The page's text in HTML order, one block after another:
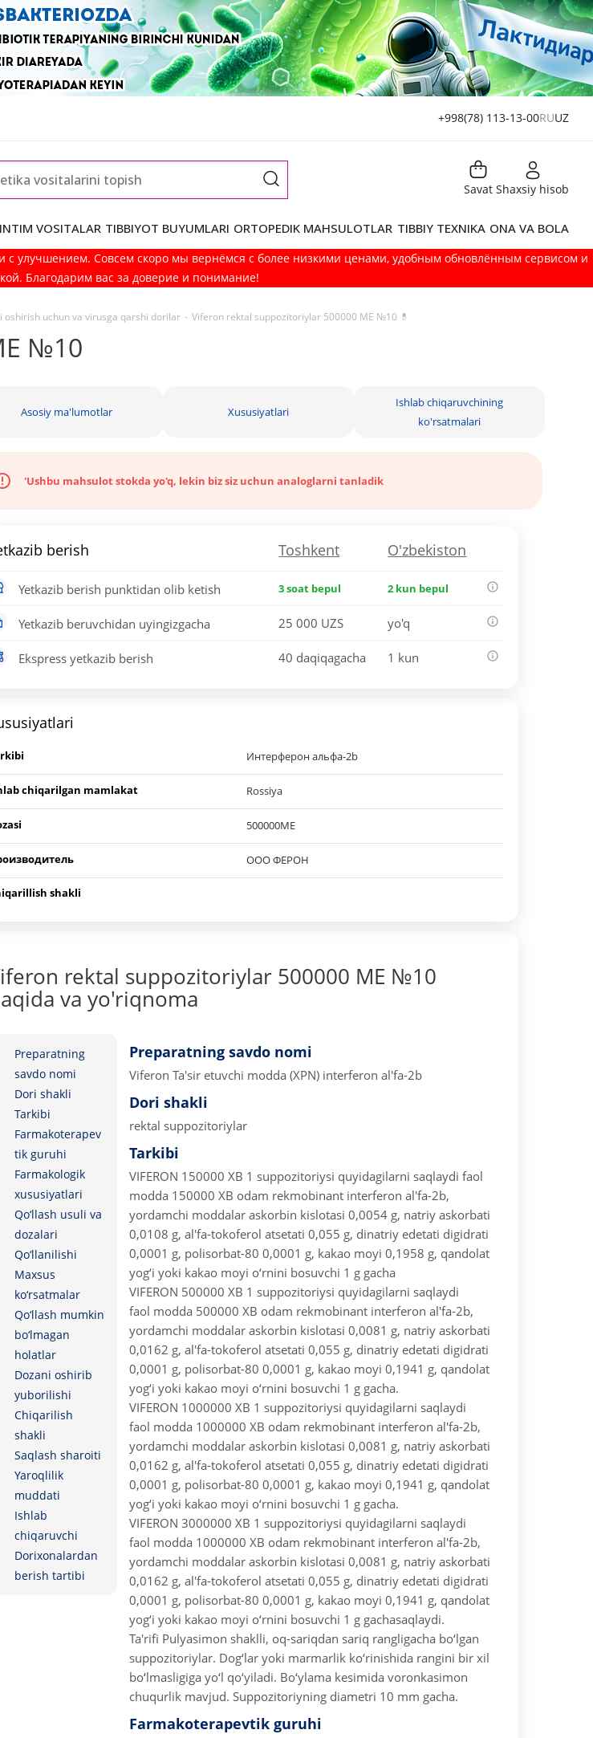
+998(78) 113-13-00RUUZ
Savat Shaxsiy hisob
INTIM VOSITALAR TIBBIYOT BUYUMLARI ORTOPEDIK MAHSULOTLAR TIBBIY TEXNIKA ONA VA BOLA
улучшением. Совсем скоро мы вернёмся с более низкими ценами, удобным обновлённым сервисом и
Благодарим вас за доверие и понимание!
oshirish uchun va virusga qarshi dorilar - Viferon rektal suppozitoriylar 500000 МЕ №10 💊
№10
Asosiy ma'lumotlar Xususiyatlari
Ishlab chiqaruvchining
ko'rsatmalari
'Ushbu mahsulot stokda yo'q, lekin biz siz uchun analoglarni tanladik
berish Toshkent O'zbekiston
Yetkazib berish punktidan olib ketish 3 soat bepul 2 kun bepul
Yetkazib beruvchidan uyingizgacha 25 000 UZS yo'q
Ekspress yetkazib berish 40 daqiqagacha 1 kun
Интерферон альфа-2b
chiqarilgan mamlakat Rossiya
500000МЕ
ООО ФЕРОН
shakli
rektal suppozitoriylar 500000 МЕ №10
va yo'riqnoma
Preparatning
savdo nomi
Dori shakli
Tarkibi
Farmakoterapev
tik guruhi
Farmakologik
xususiyatlari
Qo‘llash usuli va
dozalari
Qo‘llanilishi
Maxsus
ko‘rsatmalar
Qo‘llash mumkin
bo‘lmagan
holatlar
Dozani oshirib
yuborilishi
Chiqarilish
shakli
Saqlash sharoiti
Yaroqlilik
muddati
Ishlab
chiqaruvchi
Dorixonalardan
berish tartibi
Preparatning savdo nomi
Viferon Ta'sir etuvchi modda (XPN) interferon al'fa-2b
Dori shakli
rektal suppozitoriylar
Tarkibi
VIFERON 150000 XB 1 suppozitoriysi quyidagilarni saqlaydi faol
modda 150000 XB odam rekmobinant interferon al'fa-2b,
yordamchi moddalar askorbin kislotasi 0,0054 g, natriy askorbati
0,0108 g, al'fa-tokoferol atsetati 0,055 g, dinatriy edetati digidrati
0,0001 g, polisorbat-80 0,0001 g, kakao moyi 0,1958 g, qandolat
yog‘i yoki kakao moyi o‘rnini bosuvchi 1 g gacha
VIFERON 500000 XB 1 suppozitoriysi quyidagilarni saqlaydi
faol modda 500000 XB odam rekmobinant interferon al'fa-2b,
yordamchi moddalar askorbin kislotasi 0,0081 g, natriy askorbati
0,0162 g, al'fa-tokoferol atsetati 0,055 g, dinatriy edetati digidrati
0,0001 g, polisorbat-80 0,0001 g, kakao moyi 0,1941 g, qandolat
yog‘i yoki kakao moyi o‘rnini bosuvchi 1 g gacha.
VIFERON 1000000 XB 1 suppozitoriysi quyidagilarni saqlaydi
faol modda 1000000 XB odam rekmobinant interferon al'fa-2b,
yordamchi moddalar askorbin kislotasi 0,0081 g, natriy askorbati
0,0162 g, al'fa-tokoferol atsetati 0,055 g, dinatriy edetati digidrati
0,0001 g, polisorbat-80 0,0001 g, kakao moyi 0,1941 g, qandolat
yog‘i yoki kakao moyi o‘rnini bosuvchi 1 g gacha.
VIFERON 3000000 XB 1 suppozitoriysi quyidagilarni saqlaydi
faol modda 1000000 XB odam rekmobinant interferon al'fa-2b,
yordamchi moddalar askorbin kislotasi 0,0081 g, natriy askorbati
0,0162 g, al'fa-tokoferol atsetati 0,055 g, dinatriy edetati digidrati
0,0001 g, polisorbat-80 0,0001 g, kakao moyi 0,1941 g, qandolat
yog‘i yoki kakao moyi o‘rnini bosuvchi 1 g gachasaqlaydi.
Ta'rifi Pulyasimon shaklli, oq-sariqdan sariq rangligacha bo‘lgan
suppozitoriylar. Dog‘lar yoki marmarlik ko‘rinishida rangini bir xil
bo‘lmasligiga yo‘l qo‘yiladi. Bo‘ylama kesimida voronkasimon
chuqurlik mavjud. Suppozitoriyning diametri 10 mm gacha.
Farmakoterapevtik guruhi